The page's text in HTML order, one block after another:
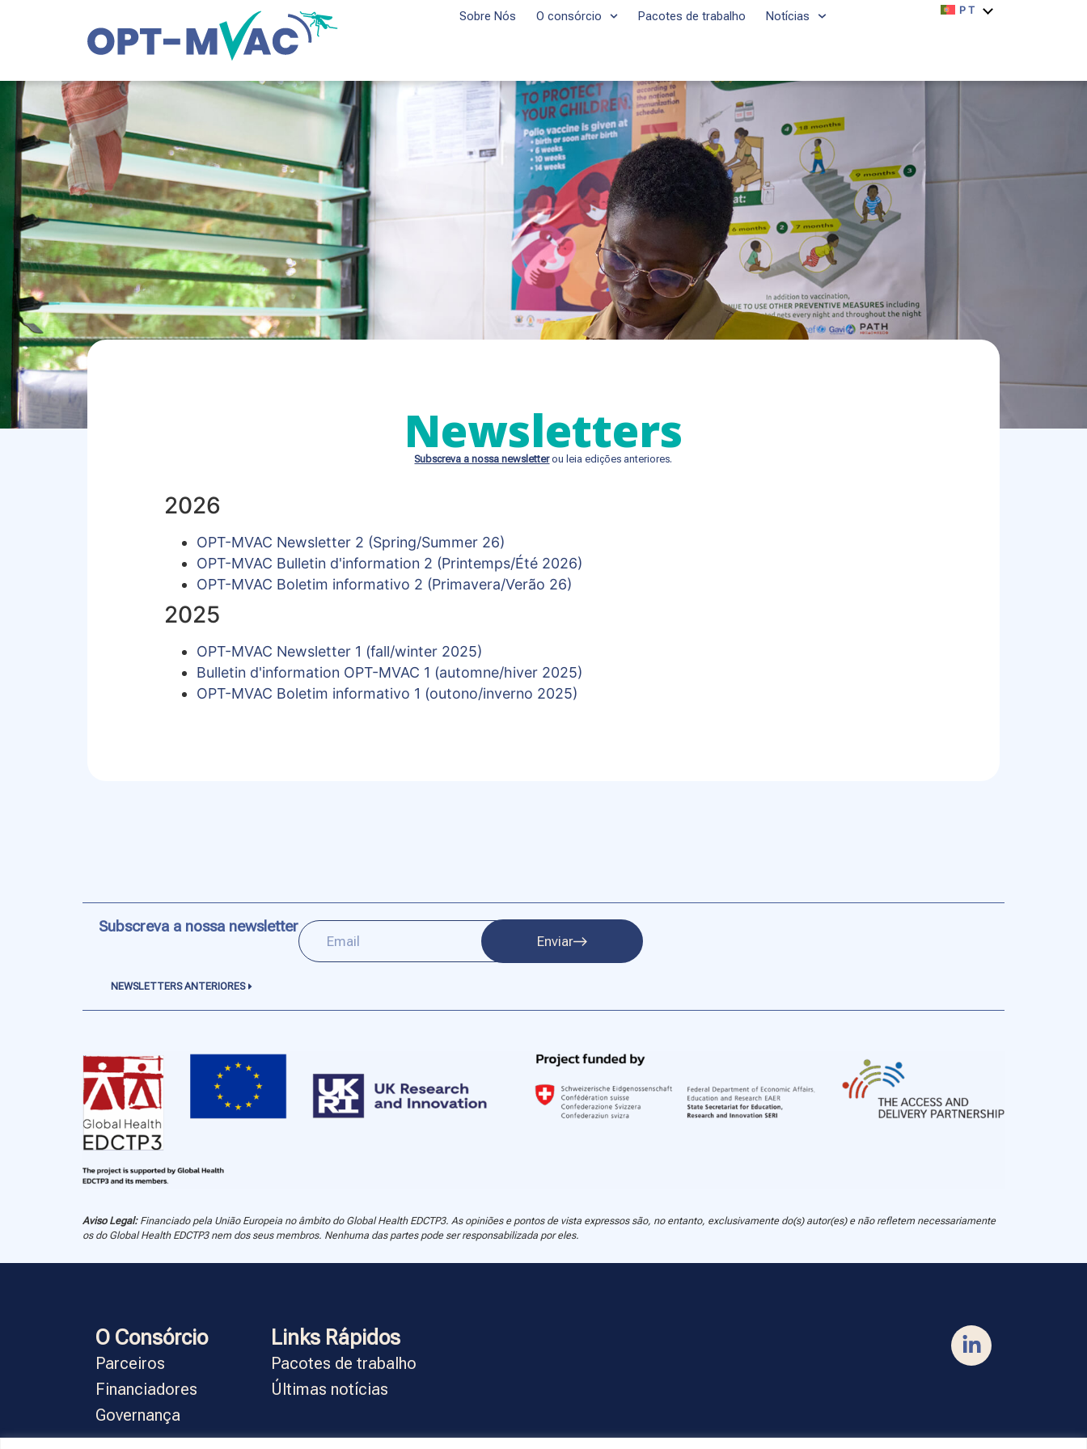
Sobre Nós O consórcio Pacotes de trabalho Notícias PT
Newsletters
Subscreva a nossa newsletterou leia edições anteriores.
2026
OPT-MVAC Newsletter 2 (Spring/Summer 26)
OPT-MVAC Bulletin d'information 2 (Printemps/Été 2026)
OPT-MVAC Boletim informativo 2 (Primavera/Verão 26)
2025
OPT-MVAC Newsletter 1 (fall/winter 2025)
Bulletin d'information OPT-MVAC 1 (automne/hiver 2025)
OPT-MVAC Boletim informativo 1 (outono/inverno 2025)
Subscreva a nossa newsletter
Enviar
NEWSLETTERS ANTERIORES
Aviso Legal:Financiado pela União Europeia no âmbito do Global Health EDCTP3. As opiniões e pontos de vista expressos são, no entanto, exclusivamente do(s) autor(es) e não refletem necessariamente
os do Global Health EDCTP3 nem dos seus membros. Nenhuma das partes pode ser responsabilizada por eles.
O Consórcio
Parceiros
Financiadores
Governança
Links Rápidos
Pacotes de trabalho
Últimas notícias